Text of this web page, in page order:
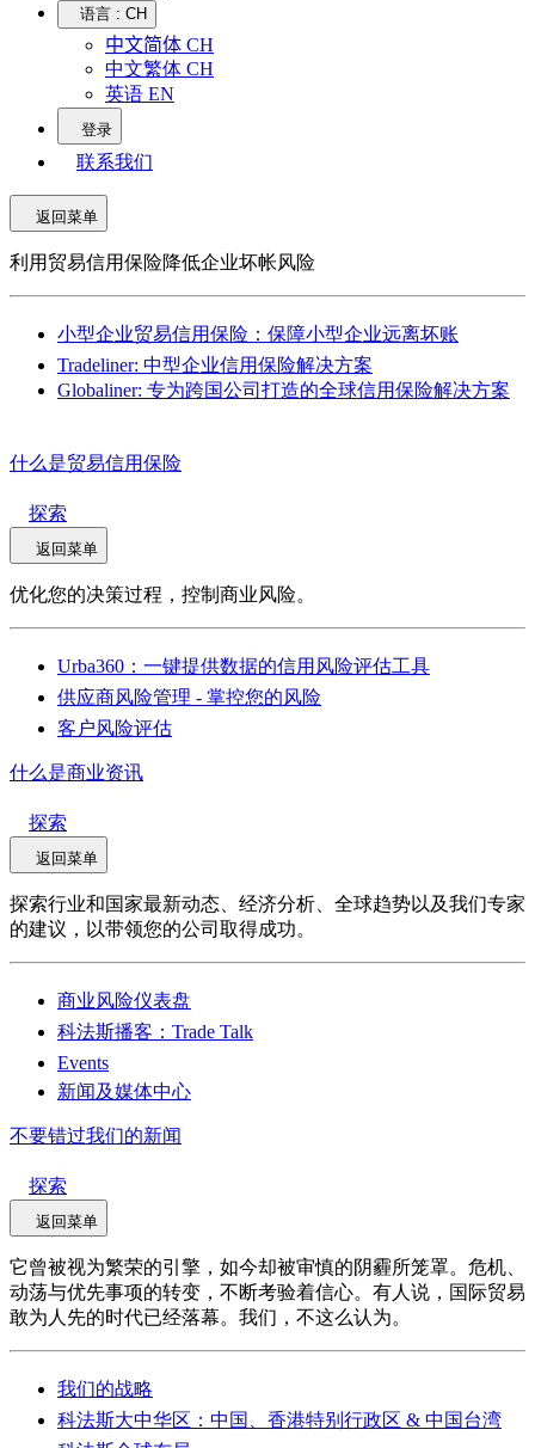
语言 : CH
中文简体 CH
中文繁体 CH
英语 EN
登录
联系我们
返回菜单
利用贸易信用保险降低企业坏帐风险
小型企业贸易信用保险：保障小型企业远离坏账
Tradeliner: 中型企业信用保险解决方案
Globaliner: 专为跨国公司打造的全球信用保险解决方案
什么是贸易信用保险
探索
返回菜单
优化您的决策过程，控制商业风险。
Urba360：一键提供数据的信用风险评估工具
供应商风险管理 - 掌控您的风险
客户风险评估
什么是商业资讯
探索
返回菜单
探索行业和国家最新动态、经济分析、全球趋势以及我们专家
的建议，以带领您的公司取得成功。
商业风险仪表盘
科法斯播客：Trade Talk
Events
新闻及媒体中心
不要错过我们的新闻
探索
返回菜单
它曾被视为繁荣的引擎，如今却被审慎的阴霾所笼罩。危机、
动荡与优先事项的转变，不断考验着信心。有人说，国际贸易
敢为人先的时代已经落幕。我们，不这么认为。
我们的战略
科法斯大中华区：中国、香港特别行政区 & 中国台湾